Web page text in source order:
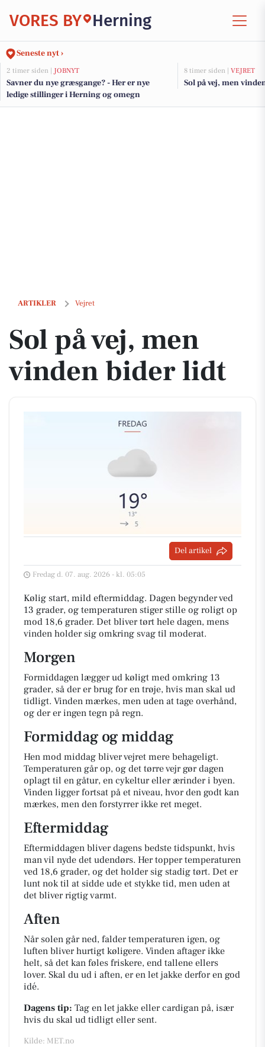
VORES BY Herning
Seneste nyt ›
2 timer siden | JOBNYT
Savner du nye græsgange? - Her er nye
ledige stillinger i Herning og omegn
8 timer siden | VEJRET
Sol på vej, men
ARTIKLER Vejret
Sol på vej, men vinden bider lidt
Sol på vej, men
vinden bider lidt
Del artikel
Fredag d. 07. aug. 2026 - kl. 05:05
Kølig start, mild eftermiddag. Dagen begynder ved
13 grader, og temperaturen stiger stille og roligt op
mod 18,6 grader. Det bliver tørt hele dagen, mens
vinden holder sig omkring svag til moderat.
Morgen
Formiddagen lægger ud køligt med omkring 13
grader, så der er brug for en trøje, hvis man skal ud
tidligt. Vinden mærkes, men uden at tage overhånd,
og der er ingen tegn på regn.
Formiddag og middag
Hen mod middag bliver vejret mere behageligt.
Temperaturen går op, og det tørre vejr gør dagen
oplagt til en gåtur, en cykeltur eller ærinder i byen.
Vinden ligger fortsat på et niveau, hvor den godt kan
mærkes, men den forstyrrer ikke ret meget.
Eftermiddag
Eftermiddagen bliver dagens bedste tidspunkt, hvis
man vil nyde det udendørs. Her topper temperaturen
ved 18,6 grader, og det holder sig stadig tørt. Det er
lunt nok til at sidde ude et stykke tid, men uden at
det bliver rigtig varmt.
Aften
Når solen går ned, falder temperaturen igen, og
luften bliver hurtigt køligere. Vinden aftager ikke
helt, så det kan føles friskere, end tallene ellers
lover. Skal du ud i aften, er en let jakke derfor en god
idé.
Dagens tip: Tag en let jakke eller cardigan på, især
hvis du skal ud tidligt eller sent.
Kilde: MET.no